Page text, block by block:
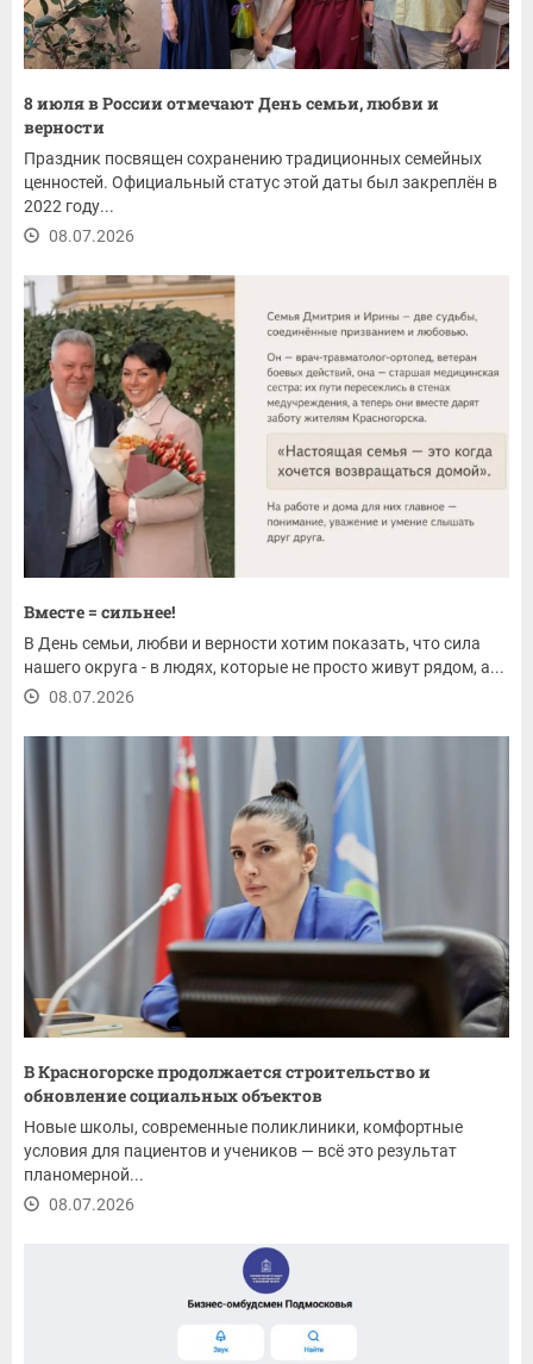
8 июля в России отмечают День семьи, любви и
верности
Праздник посвящен сохранению традиционных семейных
ценностей. Официальный статус этой даты был закреплён в
2022 году...
08.07.2026
Вместе = сильнее!
В День семьи, любви и верности хотим показать, что сила
нашего округа - в людях, которые не просто живут рядом, а...
08.07.2026
В Красногорске продолжается строительство и
обновление социальных объектов
Новые школы, современные поликлиники, комфортные
условия для пациентов и учеников — всё это результат
планомерной...
08.07.2026